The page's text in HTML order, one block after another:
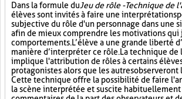
Dans la formule duJeu de rôle - Technique de
élèves sont invités à faire une interprétation
subjective du rôle d'un personnage dans une
afin de mieux comprendre les motivations
comportements. L’élève a une grande liberté
manière d’interpréter ce rôle. La technique de
implique l'attribution de rôles à certains
protagonistes alors que les autres
Cette technique offre la possibilité de faire
la scène interprétée et suscite